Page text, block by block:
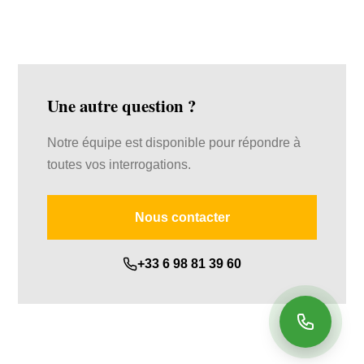
Une autre question ?
Notre équipe est disponible pour répondre à
toutes vos interrogations.
Nous contacter
+33 6 98 81 39 60